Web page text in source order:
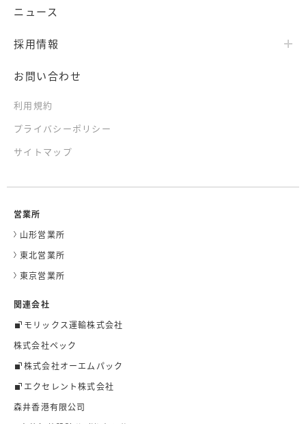
ニュース
採用情報
お問い合わせ
利用規約
プライバシーポリシー
サイトマップ
営業所
山形営業所
東北営業所
東京営業所
関連会社
モリックス運輸株式会社
株式会社ペック
株式会社オーエムパック
エクセレント株式会社
森井香港有限公司